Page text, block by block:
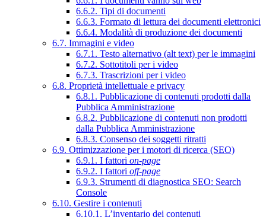
6.6.2. Tipi di documenti
6.6.3. Formato di lettura dei documenti elettronici
6.6.4. Modalità di produzione dei documenti
6.7. Immagini e video
6.7.1. Testo alternativo (alt text) per le immagini
6.7.2. Sottotitoli per i video
6.7.3. Trascrizioni per i video
6.8. Proprietà intellettuale e privacy
6.8.1. Pubblicazione di contenuti prodotti dalla
Pubblica Amministrazione
6.8.2. Pubblicazione di contenuti non prodotti
dalla Pubblica Amministrazione
6.8.3. Consenso dei soggetti ritratti
6.9. Ottimizzazione per i motori di ricerca (SEO)
6.9.1. I fattori on-page
6.9.2. I fattori off-page
6.9.3. Strumenti di diagnostica SEO: Search
Console
6.10. Gestire i contenuti
6.10.1. L’inventario dei contenuti